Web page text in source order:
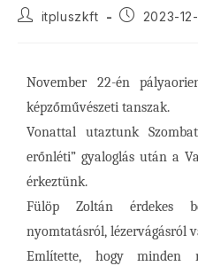
itpluszkft 2023-
November 22-én
képzőművészeti tanszak.
Vonattal utaztunk
erőnléti” gyaloglás után a
érkeztünk.
Fülöp Zoltán érdekes
nyomtatásról, lézervágásról
Említette, hogy minden